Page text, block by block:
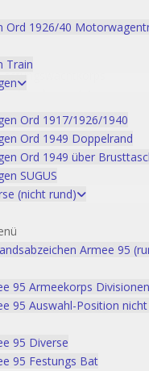
Ord 1926/40
Train
Ord 1917/1926/1940
Ord 1949 Doppelrand
Ord 1949 über
SUGUS
(nicht rund)
Armee 95
95 Armeekorps Divisionen
95 Auswahl-Position
95 Diverse
95 Festungs Bat
15BAD9505B
1
-2003
Produkte
Lugano 2007
In den Warenkorb